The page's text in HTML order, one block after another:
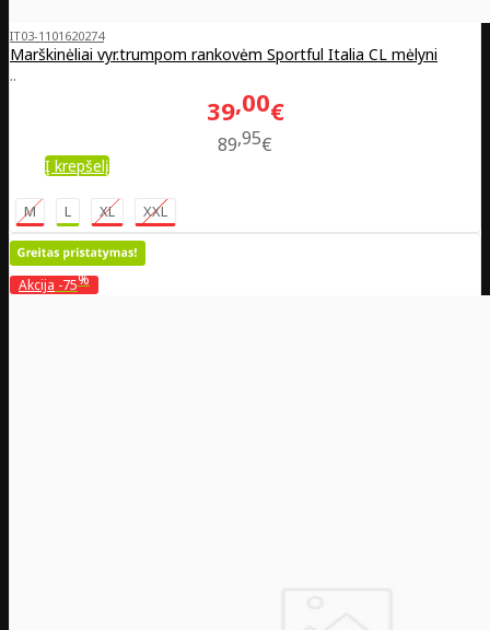
IT03-1101620274
Marškinėliai vyr.trumpom rankovėm Sportful Italia CL mėlyni
..
39 00€
89 95€
Į krepšelį
M L XL XXL
Akcija -75%